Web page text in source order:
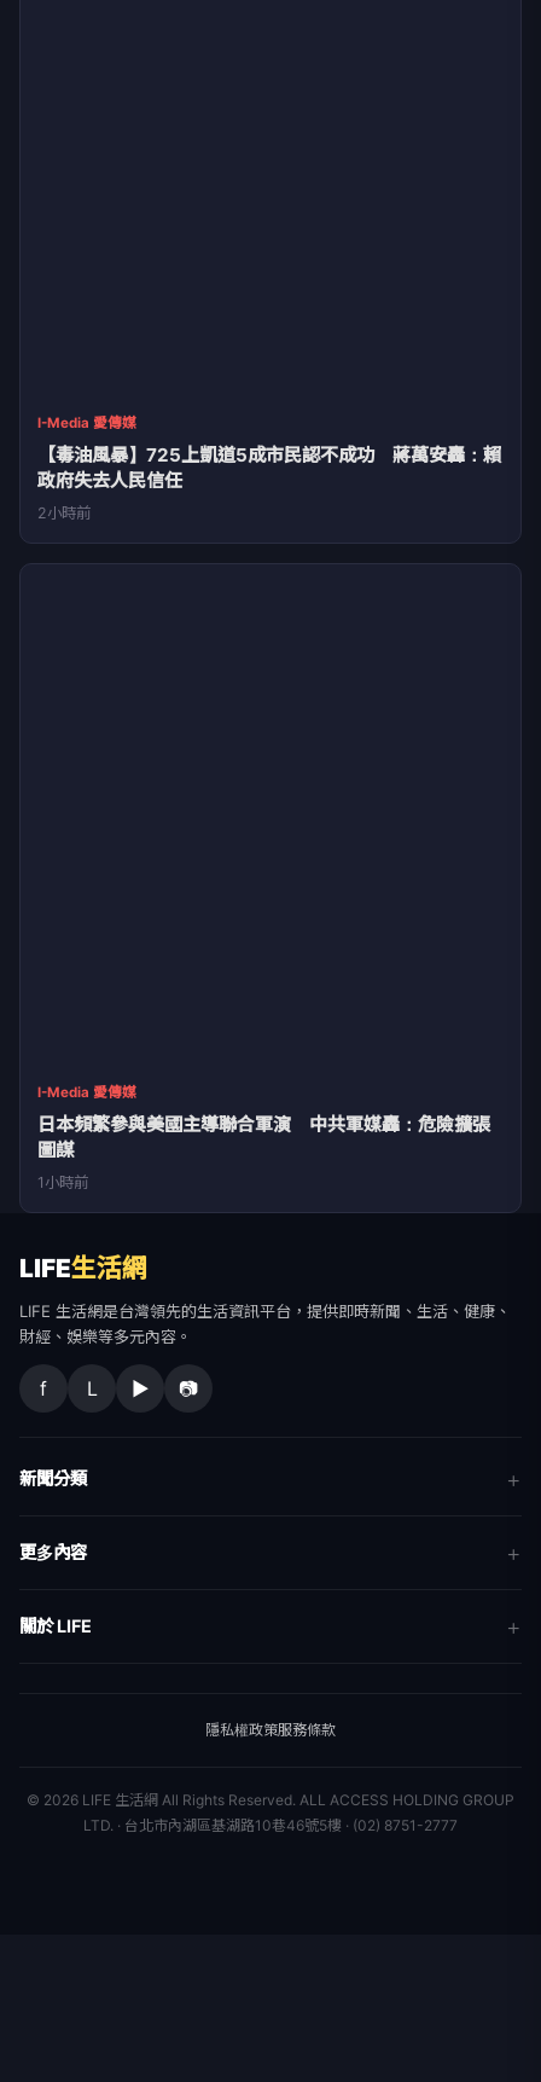
I-Media 愛傳媒
【毒油風暴】725上凱道5成市民認不成功 蔣萬安轟：賴
政府失去人民信任
2小時前
I-Media 愛傳媒
日本頻繁參與美國主導聯合軍演 中共軍媒轟：危險擴張
圖謀
1小時前
LIFE生活網
LIFE 生活網是台灣領先的生活資訊平台，提供即時新聞、生活、健康、
財經、娛樂等多元內容。
f L ▶ 📷
新聞分類
健康
更多內容
關於 LIFE
隱私權政策服務條款
© 2026 LIFE 生活網 All Rights Reserved. ALL ACCESS HOLDING GROUP
LTD. · 台北市內湖區基湖路10巷46號5樓 · (02) 8751-2777